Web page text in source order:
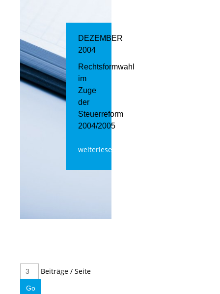
DEZEMBER
2004
Rechtsformwahl
im
Zuge
der
Steuerreform
2004/2005
weiterlesen
Beiträge / Seite